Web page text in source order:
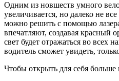
Одним из новшеств умного
увеличивается, но далеко не
можно решить с помощью
впечатляют, создавая красный
свет будет отражаться во всех
водитель сможет увидеть,
Чтобы открыть для себя